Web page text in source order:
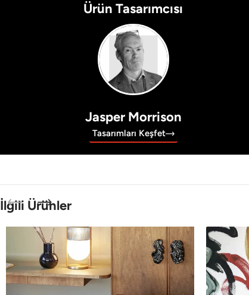
Ürün Tasarımcısı
Jasper Morrison
Tasarımları Keşfet
İlgili Ürünler